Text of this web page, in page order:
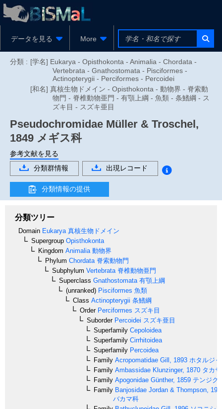
データを見る More
分類 : [学名] Eukarya - Opisthokonta - Animalia - Chordata -
Vertebrata - Gnathostomata - Pisciformes -
Actinopterygii - Perciformes - Percoidei
[和名] 真核生物ドメイン - Opisthokonta - 動物界 - 脊索動
物門 - 脊椎動物亜門 - 有顎上綱 - 魚類 - 条鰭綱 - ス
ズキ目 - スズキ亜目
Pseudochromidae Müller & Troschel,
1849 メギス科
参考文献を見る
分類群情報
出現レコード
分類情報の提供
分類ツリー
Domain Eukarya 真核生物ドメイン
Supergroup Opisthokonta
Kingdom Animalia 動物界
Phylum Chordata 脊索動物門
Subphylum Vertebrata 脊椎動物亜門
Superclass Gnathostomata 有顎上綱
(unranked) Pisciformes 魚類
Class Actinopterygii 条鰭綱
OrderPerciformes スズキ目
SuborderPercoidei スズキ亜目
Superfamily Cepoloidea
Superfamily Cirrhitoidea
Superfamily Percoidea
Family Acropomatidae Gill, 1893 ホタルジ
Family Ambassidae Klunzinger, 1870 タカ
Family Apogonidae Günther, 1859 テンジク
Family Banjosidae Jordan & Thompson,
バカマ科